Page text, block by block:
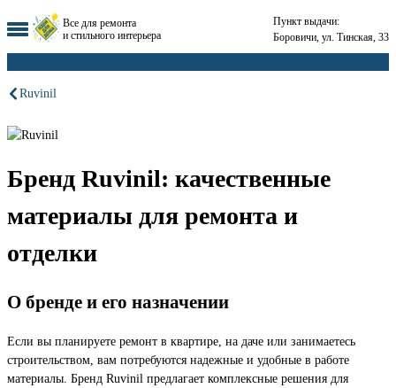
Все для ремонта
и стильного интерьера
Пункт выдачи:
Боровичи, ул. Тинская, 33
Ruvinil
Бренд Ruvinil: качественные
материалы для ремонта и
отделки
О бренде и его назначении
Если вы планируете ремонт в квартире, на даче или занимаетесь
строительством, вам потребуются надежные и удобные в работе
материалы. Бренд Ruvinil предлагает комплексные решения для